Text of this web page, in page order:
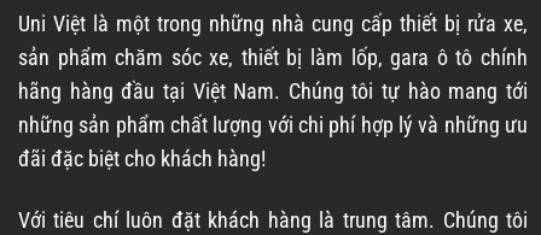
Uni Việt là một trong những nhà cung cấp thiết bị rửa xe,
sản phẩm chăm sóc xe, thiết bị làm lốp, gara ô tô chính
hãng hàng đầu tại Việt Nam. Chúng tôi tự hào mang tới
những sản phẩm chất lượng với chi phí hợp lý và những ưu
đãi đặc biệt cho khách hàng!
Với tiêu chí luôn đặt khách hàng là trung tâm. Chúng tôi